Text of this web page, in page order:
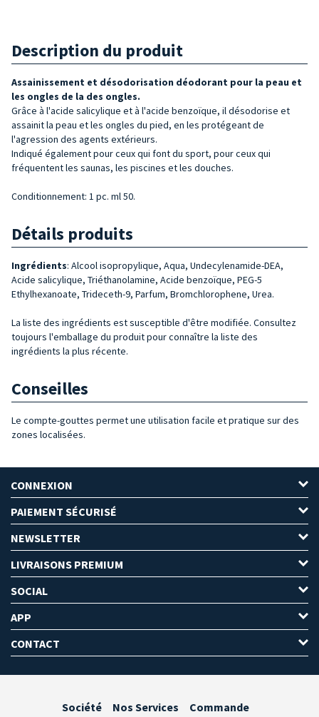
Description du produit
Assainissement et désodorisation déodorant pour la peau et
les ongles de la des ongles.
Grâce à l'acide salicylique et à l'acide benzoïque, il désodorise et
assainit la peau et les ongles du pied, en les protégeant de
l'agression des agents extérieurs.
Indiqué également pour ceux qui font du sport, pour ceux qui
fréquentent les saunas, les piscines et les douches.
Conditionnement: 1 pc. ml 50.
Détails produits
Ingrédients: Alcool isopropylique, Aqua, Undecylenamide-DEA,
Acide salicylique, Triéthanolamine, Acide benzoïque, PEG-5
Ethylhexanoate, Trideceth-9, Parfum, Bromchlorophene, Urea.
La liste des ingrédients est susceptible d'être modifiée. Consultez
toujours l'emballage du produit pour connaître la liste des
ingrédients la plus récente.
Conseilles
Le compte-gouttes permet une utilisation facile et pratique sur des
zones localisées.
CONNEXION
PAIEMENT SÉCURISÉ
NEWSLETTER
LIVRAISONS PREMIUM
SOCIAL
APP
CONTACT
Société Nos Services Commande